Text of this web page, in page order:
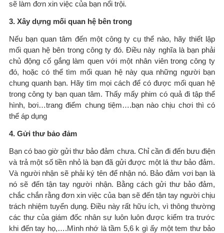
sẽ làm đơn xin việc của bạn nổi trội.
3. Xây dựng mối quan hệ bên trong
Nếu bạn quan tâm đến một công ty cụ thể nào, hãy thiết lập
mối quan hệ bên trong công ty đó. Điều này nghĩa là bạn phải
chủ động cố gắng làm quen với một nhân viên trong công ty
đó, hoặc có thể tìm mối quan hệ này qua những người bạn
chung quanh bạn. Hãy tìm mọi cách để có được mối quan hệ
trong công ty bạn quan tâm. Thấy mấy phim có quả đi tập thể
hình, bơi…trang điểm chung tiệm….bạn nào chịu chơi thì có
thể áp dụng
4. Gửi thư bảo đảm
Bạn có bao giờ gửi thư bảo đảm chưa. Chỉ cần đi đến bưu điện
và trả một số tiền nhỏ là bạn đã gửi được một lá thư bảo đảm.
Và người nhận sẽ phải ký tên để nhận nó. Bảo đảm vơi bạn là
nó sẽ đến tận tay người nhận. Bằng cách gửi thư bảo đảm,
chắc chắn rằng đơn xin việc của bạn sẽ đến tận tay người chịu
trách nhiệm tuyển dụng. Điều này rất hữu ích, vì thông thường
các thư của giám đốc nhân sự luôn luôn được kiểm tra trước
khi đến tay họ,….Mình nhớ là tầm 5,6 k gì ấy một tem thư bảo